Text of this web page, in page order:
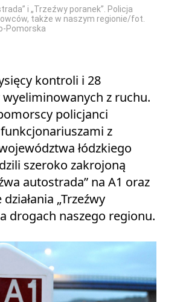
i „Trzeźwy poranek”. Policja
także w naszym regionie/fot.
Pomorska
kontroli i 28
z ruchu.
policjanci
z
łódzkiego
szeroko zakrojoną
autostrada” na A1 oraz
„Trzeźwy
drogach naszego regionu.